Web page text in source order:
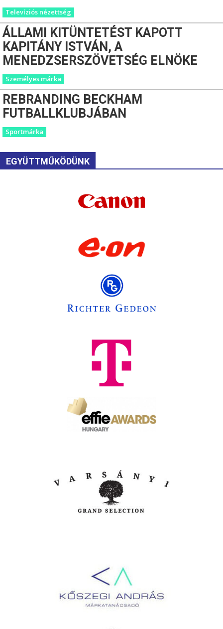
Televíziós nézettség
ÁLLAMI KITÜNTETÉST KAPOTT
KAPITÁNY ISTVÁN, A
MENEDZSERSZÖVETSÉG ELNÖKE
Személyes márka
REBRANDING BECKHAM
FUTBALLKLUBJÁBAN
Sportmárka
EGYÜTTMŰKÖDÜNK